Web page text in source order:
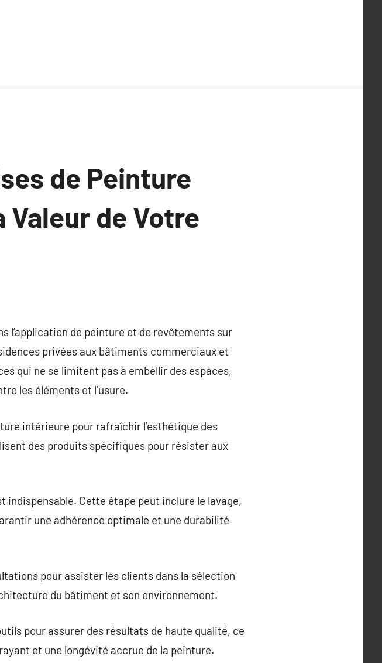
de Peinture
de Votre
l’application de peinture et de revêtements sur
privées aux bâtiments commerciaux et
qui ne se limitent pas à embellir des espaces,
les éléments et l’usure.
intérieure pour rafraîchir l’esthétique des
des produits spécifiques pour résister aux
indispensable. Cette étape peut inclure le lavage,
une adhérence optimale et une durabilité
pour assister les clients dans la sélection
du bâtiment et son environnement.
pour assurer des résultats de haute qualité, ce
et une longévité accrue de la peinture.